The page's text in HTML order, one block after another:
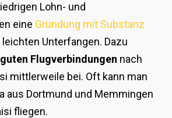
Lohn- und
eine Gründung mit Substanz
Unterfangen. Dazu
guten Flugverbindungen nach
mittlerweile bei. Oft kann man
aus Dortmund und Memmingen
fliegen.